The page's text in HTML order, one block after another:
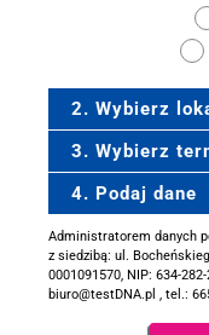
2. Wybierz
3. Wybierz
4. Podaj dane
Administratorem danych
z siedzibą: ul.
0001091570, NIP: 634-
biuro@testDNA.pl , tel.: